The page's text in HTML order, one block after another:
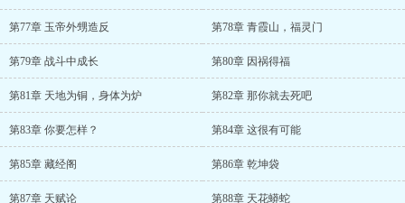
第77章 玉帝外甥造反 第78章 青霞山，福灵门
第79章 战斗中成长 第80章 因祸得福
第81章 天地为铜，身体为炉 第82章 那你就去死吧
第83章 你要怎样？ 第84章 这很有可能
第85章 藏经阁 第86章 乾坤袋
第87章 天赋论 第88章 天花蟒蛇